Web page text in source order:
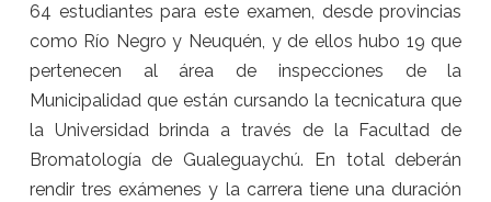
64 estudiantes para este examen, desde provincias
como Río Negro y Neuquén, y de ellos hubo 19 que
pertenecen al área de inspecciones de la
Municipalidad que están cursando la tecnicatura que
la Universidad brinda a través de la Facultad de
Bromatología de Gualeguaychú. En total deberán
rendir tres exámenes y la carrera tiene una duración